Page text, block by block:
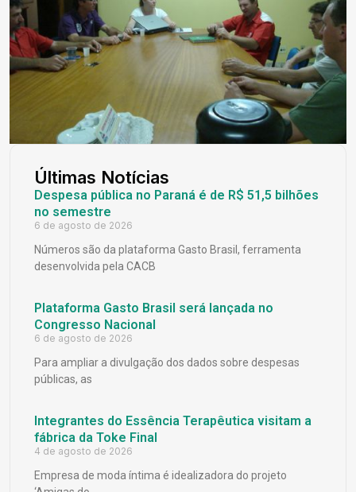
Últimas Notícias
Despesa pública no Paraná é de R$ 51,5 bilhões
no semestre
6 de agosto de 2026
Números são da plataforma Gasto Brasil, ferramenta
desenvolvida pela CACB
Plataforma Gasto Brasil será lançada no
Congresso Nacional
6 de agosto de 2026
Para ampliar a divulgação dos dados sobre despesas
públicas, as
Integrantes do Essência Terapêutica visitam a
fábrica da Toke Final
4 de agosto de 2026
Empresa de moda íntima é idealizadora do projeto